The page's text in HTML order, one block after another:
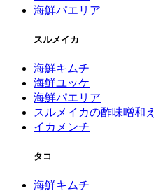
海鮮パエリア
スルメイカ
海鮮キムチ
海鮮ユッケ
海鮮パエリア
スルメイカの酢味噌和え
イカメンチ
タコ
海鮮キムチ